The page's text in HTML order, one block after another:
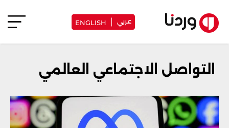
عربي ENGLISH
التواصل الاجتماعي العالمي